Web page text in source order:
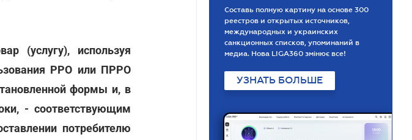
(услугу), используя
РРО или ПРРО
формы и, в
- соответствующим
потребителю
Составь полную картину на основе 300
реестров и открытых источников,
международных и украинских
санкционных списков, упоминаний в
медиа. Нова LIGA360 змінює все!
УЗНАТЬ БОЛЬШЕ